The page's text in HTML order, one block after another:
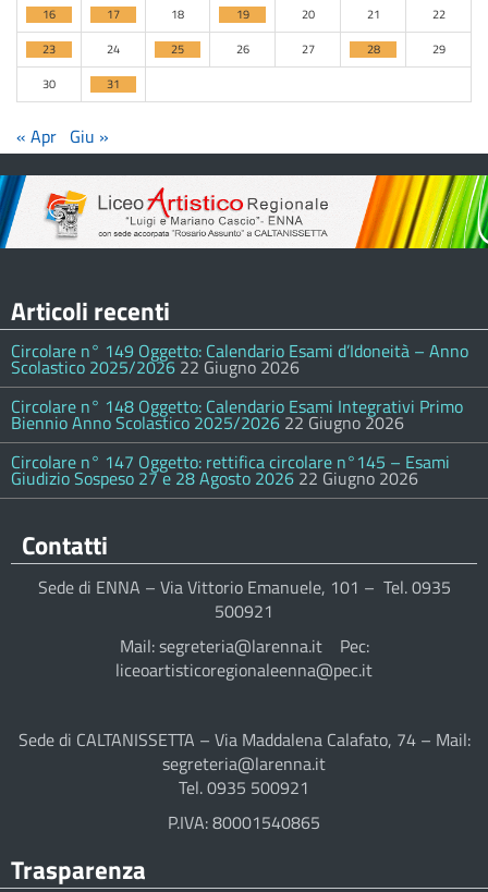
16
17 18 19 20 21
22
23
24 25 26 27 28
29
30
31
« Apr Giu »
Articoli recenti
Circolare n° 149 Oggetto: Calendario Esami d’Idoneità – Anno
Scolastico 2025/2026 22 Giugno 2026
Circolare n° 148 Oggetto: Calendario Esami Integrativi Primo
Biennio Anno Scolastico 2025/2026 22 Giugno 2026
Circolare n° 147 Oggetto: rettifica circolare n°145 – Esami
Giudizio Sospeso 27 e 28 Agosto 2026 22 Giugno 2026
Contatti
Sede di ENNA – Via Vittorio Emanuele, 101 – Tel. 0935
500921
Mail: segreteria@larenna.it Pec:
liceoartisticoregionaleenna@pec.it
Sede di CALTANISSETTA – Via Maddalena Calafato, 74 – Mail:
segreteria@larenna.it
Tel. 0935 500921
P.IVA: 80001540865
Trasparenza